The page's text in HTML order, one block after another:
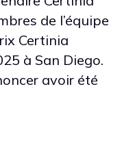
de l’équipe
Certinia
à San Diego.
avoir été